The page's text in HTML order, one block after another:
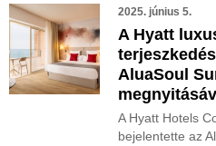
2025. június 5.
A Hyatt
AluaSoul
A Hyatt Hotels
bejelentette az